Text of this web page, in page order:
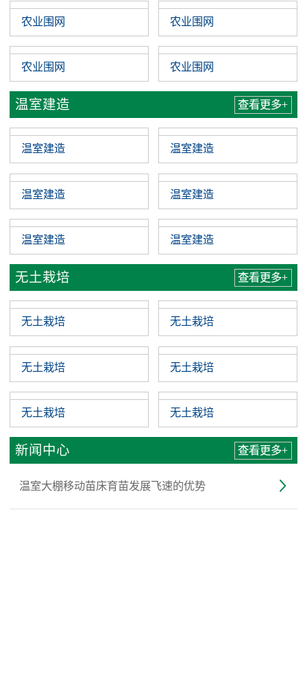
农业围网
农业围网 农业围网
农业围网 农业围网
农业围网 农业围网
温室建造
温室建造 温室建造
温室建造 温室建造
温室建造 温室建造
无土栽培
无土栽培 无土栽培
无土栽培 无土栽培